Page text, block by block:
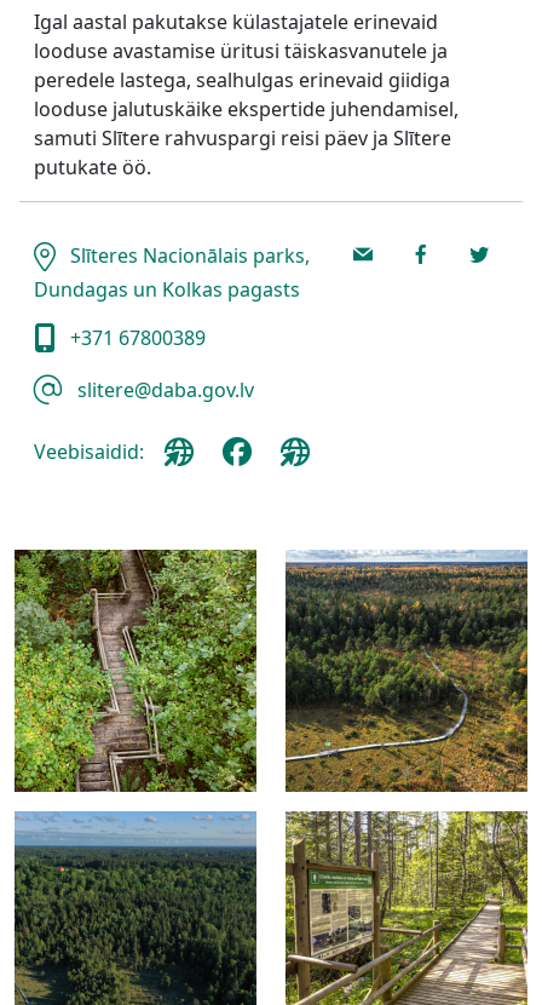
Igal aastal pakutakse külastajatele erinevaid
looduse avastamise üritusi täiskasvanutele ja
peredele lastega, sealhulgas erinevaid giidiga
looduse jalutuskäike ekspertide juhendamisel,
samuti Slītere rahvuspargi reisi päev ja Slītere
putukate öö.
Slīteres Nacionālais parks,
Dundagas un Kolkas pagasts
+371 67800389
slitere@daba.gov.lv
Veebisaidid: